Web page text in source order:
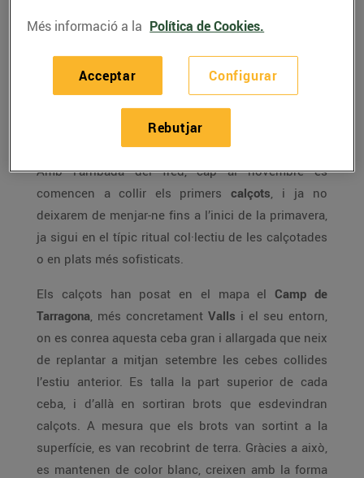
GASTRONOMIA I TRADICIONS
Un ritual col·lectiu: la
calçotada
Amb l’arribada del fred, cap al novembre es
comencen a collir els primers calçots, i ja no
deixarem de menjar-ne fins a l’inici de la primavera,
ja sigui en el típic ritual col·lectiu de les calçotades
o en plats més sofisticats.
Els calçots han posat en el mapa el Camp de
Tarragona, més concretament Valls i el seu entorn,
on es conrea aquesta ceba gran i allargada que neix
de replantar a mitjan setembre les cebes collides
l’estiu anterior. Es talla la part superior de cada
ceba, i d’allà en sortiran brots que esdevindran
calçots. A mesura que els brots van sortint a la
superfície, es van recobrint de terra. Gràcies a això,
es mantenen de color blanc, creixen amb la forma
Més informació a la Política de Cookies.
Configurar
Rebutjar
Acceptar